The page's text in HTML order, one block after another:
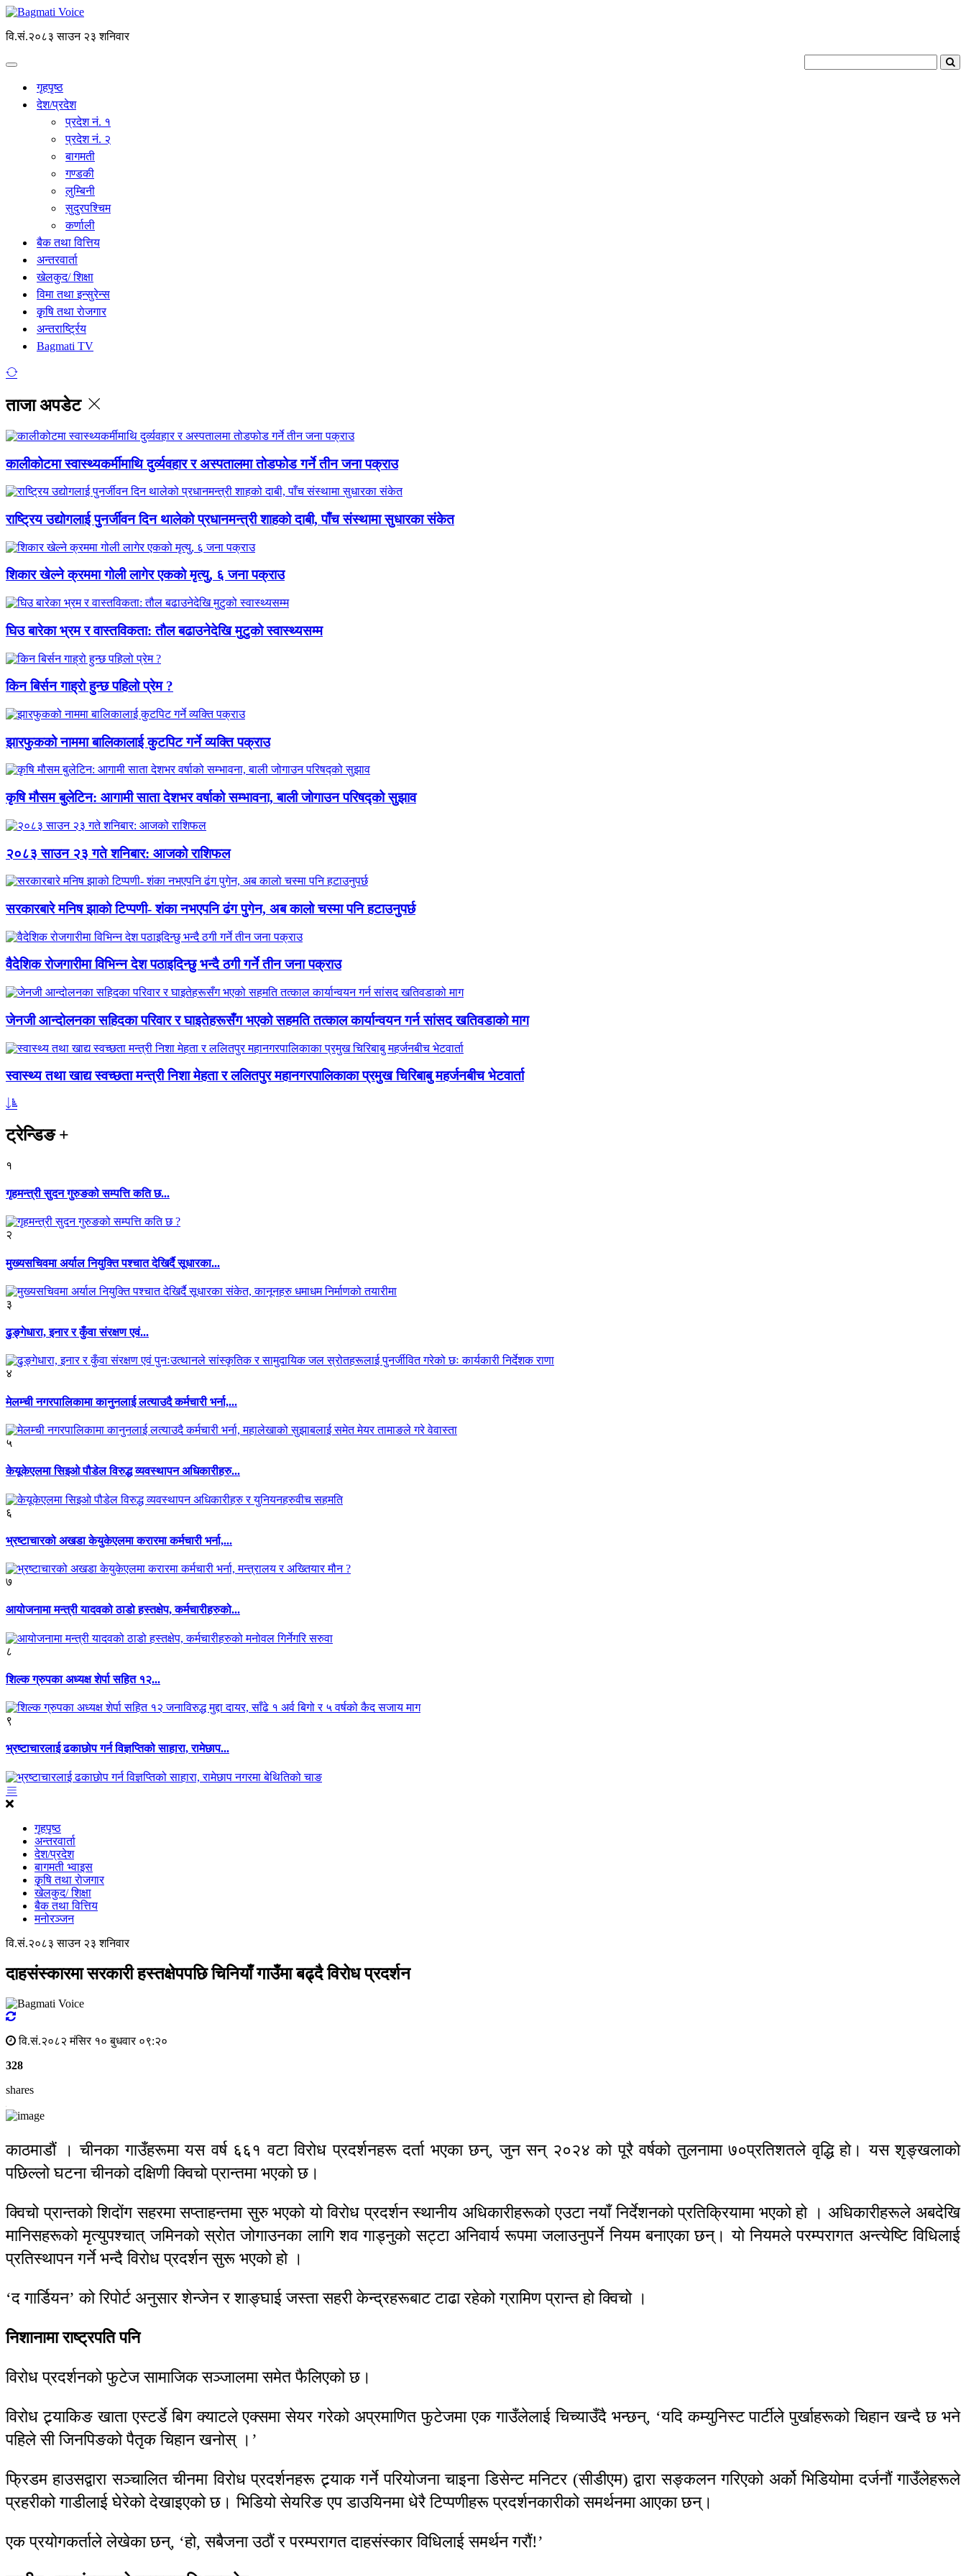
वि.सं.२०८३ साउन २३ शनिवार
गृहपृष्ठ
देश/प्रदेश
प्रदेश नं. १
प्रदेश नं. २
बागमती
गण्डकी
लुम्बिनी
सुदुरपश्चिम
कर्णाली
बैक तथा वित्तिय
अन्तरवार्ता
खेलकुद/ शिक्षा
विमा तथा इन्सुरेन्स
कृृषि तथा राेजगार
अन्तरार्ष्ट्रिय
Bagmati TV
ताजा अपडेट
कालीकोटमा स्वास्थ्यकर्मीमाथि दुर्व्यवहार र अस्पतालमा तोडफोड गर्ने तीन जना पक्राउ
राष्ट्रिय उद्योगलाई पुनर्जीवन दिन थालेको प्रधानमन्त्री शाहको दाबी, पाँच संस्थामा सुधारका संकेत
शिकार खेल्ने क्रममा गोली लागेर एकको मृत्यु, ६ जना पक्राउ
घिउ बारेका भ्रम र वास्तविकता: तौल बढाउनेदेखि मुटुको स्वास्थ्यसम्म
किन बिर्सन गाह्रो हुन्छ पहिलो प्रेम ?
झारफुकको नाममा बालिकालाई कुटपिट गर्ने व्यक्ति पक्राउ
कृषि मौसम बुलेटिन: आगामी साता देशभर वर्षाको सम्भावना, बाली जोगाउन परिषद्को सुझाव
२०८३ साउन २३ गते शनिबार: आजको राशिफल
सरकारबारे मनिष झाको टिप्पणी- शंका नभएपनि ढंग पुगेन, अब कालो चस्मा पनि हटाउनुपर्छ
वैदेशिक रोजगारीमा विभिन्न देश पठाइदिन्छु भन्दै ठगी गर्ने तीन जना पक्राउ
जेनजी आन्दोलनका सहिदका परिवार र घाइतेहरूसँग भएको सहमति तत्काल कार्यान्वयन गर्न सांसद खतिवडाको माग
स्वास्थ्य तथा खाद्य स्वच्छता मन्त्री निशा मेहता र ललितपुर महानगरपालिकाका प्रमुख चिरिबाबु महर्जनबीच भेटवार्ता
ट्रेन्डिङ+
१
गृहमन्त्री सुदन गुरुङको सम्पत्ति कति छ...
२
मुख्यसचिवमा अर्याल नियुक्ति पश्चात देखिर्दै सूधारका...
३
ढुङ्गेधारा, इनार र कुँवा संरक्षण एवं...
४
मेलम्ची नगरपालिकामा कानुनलाई लत्याउदै कर्मचारी भर्ना,...
५
केयूकेएलमा सिइओ पौडेल विरुद्ध व्यवस्थापन अधिकारीहरु...
६
भ्रष्टाचारको अखडा केयुकेएलमा करारमा कर्मचारी भर्ना,...
७
आयोजनामा मन्त्री यादवको ठाडो हस्तक्षेप, कर्मचारीहरुको...
८
शिल्क ग्रुपका अध्यक्ष शेर्पा सहित १२...
९
भ्रष्टाचारलाई ढकाछोप गर्न विज्ञप्तिको साहारा, रामेछाप...
गृहपृष्ठ
अन्तरवार्ता
देश/प्रदेश
बागमती भ्वाइस
कृृषि तथा राेजगार
खेलकुद/ शिक्षा
बैक तथा वित्तिय
मनोरञ्जन
वि.सं.२०८३ साउन २३ शनिवार
दाहसंस्कारमा सरकारी हस्तक्षेपपछि चिनियाँ गाउँमा बढ्दै विरोध प्रदर्शन
वि.सं.२०८२ मंसिर १० बुधवार ०९:२०
328
shares
काठमाडौं । चीनका गाउँहरूमा यस वर्ष ६६१ वटा विरोध प्रदर्शनहरू दर्ता भएका छन्, जुन सन् २०२४ को पूरै वर्षको तुलनामा ७०प्रतिशतले वृद्धि हो। यस शृङ्खलाको
पछिल्लो घटना चीनको दक्षिणी क्विचो प्रान्तमा भएको छ।
क्विचो प्रान्तको शिदोंग सहरमा सप्ताहन्तमा सुरु भएको यो विरोध प्रदर्शन स्थानीय अधिकारीहरूको एउटा नयाँ निर्देशनको प्रतिक्रियामा भएको हो । अधिकारीहरूले अबदेखि
मानिसहरूको मृत्युपश्चात् जमिनको स्रोत जोगाउनका लागि शव गाड्नुको सट्टा अनिवार्य रूपमा जलाउनुपर्ने नियम बनाएका छन्। यो नियमले परम्परागत अन्त्येष्टि विधिलाई
प्रतिस्थापन गर्ने भन्दै विरोध प्रदर्शन सुरू भएको हो ।
‘द गार्डियन’ को रिपोर्ट अनुसार शेन्जेन र शाङ्घाई जस्ता सहरी केन्द्रहरूबाट टाढा रहेको ग्रामिण प्रान्त हो क्विचो ।
निशानामा राष्ट्रपति पनि
विरोध प्रदर्शनको फुटेज सामाजिक सञ्जालमा समेत फैलिएको छ।
विरोध ट्र्याकिङ खाता एस्टर्डे बिग क्याटले एक्समा सेयर गरेको अप्रमाणित फुटेजमा एक गाउँलेलाई चिच्याउँदै भन्छन्, ‘यदि कम्युनिस्ट पार्टीले पुर्खाहरूको चिहान खन्दै छ भने
पहिले सी जिनपिङको पैतृक चिहान खनोस् ।’
फ्रिडम हाउसद्वारा सञ्चालित चीनमा विरोध प्रदर्शनहरू ट्र्याक गर्ने परियोजना चाइना डिसेन्ट मनिटर (सीडीएम) द्वारा सङ्कलन गरिएको अर्को भिडियोमा दर्जनौं गाउँलेहरूले
प्रहरीको गाडीलाई घेरेको देखाइएको छ। भिडियो सेयरिङ एप डाउयिनमा धेरै टिप्पणीहरू प्रदर्शनकारीको समर्थनमा आएका छन्।
एक प्रयोगकर्ताले लेखेका छन्, ‘हो, सबैजना उठौं र परम्परागत दाहसंस्कार विधिलाई समर्थन गरौं!’